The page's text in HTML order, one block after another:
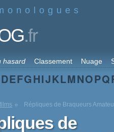
.fr
hasard Classement Nuage
DEFGHIJKLMNOPQ
Répliques de Braqueurs
de